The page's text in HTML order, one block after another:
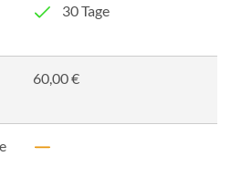
30 Tage
60,00 €